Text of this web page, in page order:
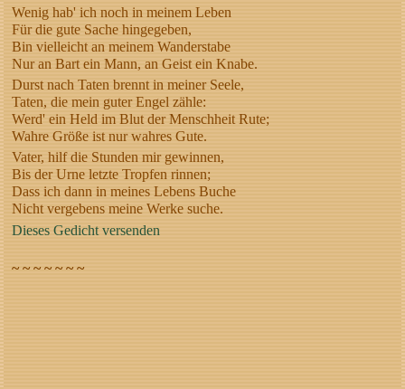
Wenig hab' ich noch in meinem Leben
Für die gute Sache hingegeben,
Bin vielleicht an meinem Wanderstabe
Nur an Bart ein Mann, an Geist ein Knabe.
Durst nach Taten brennt in meiner Seele,
Taten, die mein guter Engel zähle:
Werd' ein Held im Blut der Menschheit Rute;
Wahre Größe ist nur wahres Gute.
Vater, hilf die Stunden mir gewinnen,
Bis der Urne letzte Tropfen rinnen;
Dass ich dann in meines Lebens Buche
Nicht vergebens meine Werke suche.
Dieses Gedicht versenden
~ ~ ~ ~ ~ ~ ~